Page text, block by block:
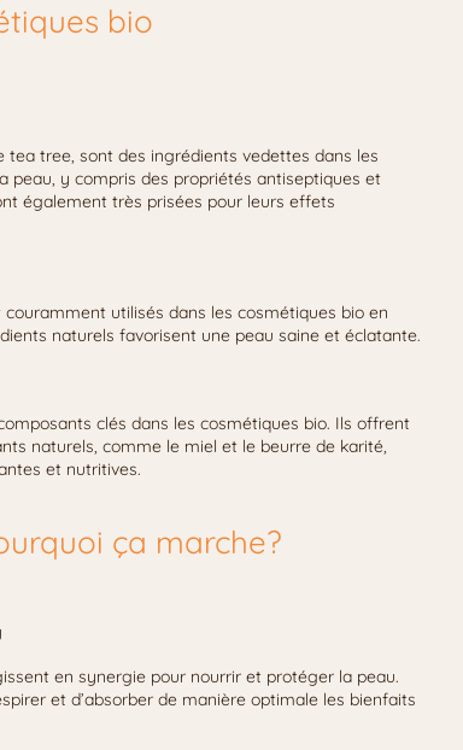
bio
tea tree, sont des ingrédients vedettes dans les
peau, y compris des propriétés antiseptiques et
également très prisées pour leurs effets
utilisés dans les cosmétiques bio en
naturels favorisent une peau saine et éclatante.
clés dans les cosmétiques bio. Ils offrent
naturels, comme le miel et le beurre de karité,
et nutritives.
ça marche?
en synergie pour nourrir et protéger la peau.
et d’absorber de manière optimale les bienfaits